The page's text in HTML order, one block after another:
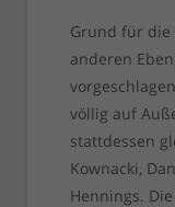
Grund für die
anderen
völlig auf
stattdessen
Kownacki,
Hennings.